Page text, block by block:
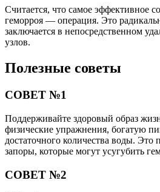
Считается, что самое эффективное
геморроя — операция. Это
заключается в непосредственном
узлов.
Полезные советы
СОВЕТ №1
Поддерживайте здоровый образ
физические упражнения, богатую
достаточного количества воды. Это
запоры, которые могут усугубить
СОВЕТ №2